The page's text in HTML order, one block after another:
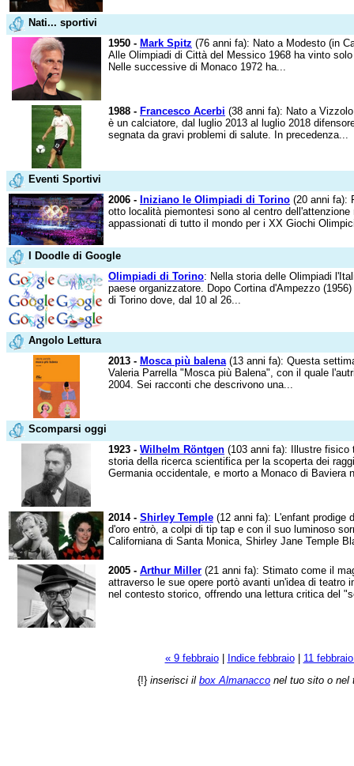
Nati... sportivi
1950 - Mark Spitz (76 anni fa): Nato a Modesto (in
Alle Olimpiadi di Città del Messico 1968 ha vinto
Nelle successive di Monaco 1972 ha...
1988 - Francesco Acerbi (38 anni fa): Nato a
è un calciatore, dal luglio 2013 al luglio 2018
segnata da gravi problemi di salute. In precedenza...
Eventi Sportivi
2006 - Iniziano le Olimpiadi di Torino (20 anni fa):
otto località piemontesi sono al centro
appassionati di tutto il mondo per i XX Giochi
I Doodle di Google
Olimpiadi di Torino: Nella storia delle Olimpiadi
paese organizzatore. Dopo Cortina d'Ampezzo
di Torino dove, dal 10 al 26...
Angolo Lettura
2013 - Mosca più balena(13 anni fa): Questa
Valeria Parrella "Mosca più Balena", con il quale
2004. Sei racconti che descrivono una...
Scomparsi oggi
1923 - Wilhelm Röntgen (103 anni fa): Illustre fisico
storia della ricerca scientifica per la scoperta dei
Germania occidentale, e morto a Monaco di Baviera
2014 - Shirley Temple (12 anni fa): L'enfant prodige
d'oro entrò, a colpi di tip tap e con il suo luminoso
Californiana di Santa Monica, Shirley Jane Temple
2005 - Arthur Miller (21 anni fa): Stimato come il
attraverso le sue opere portò avanti un'idea di teatro
nel contesto storico, offrendo una lettura critica del
« 9 febbraio| Indice febbraio| 11
{!} inserisci il box Almanacco nel tuo sito o nel